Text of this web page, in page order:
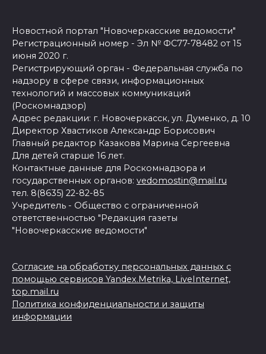
Новостной портал "Новочеркасские ведомости"
Регистрационный номер - Эл № ФС77-78482 от 15
июня 2020 г.
Регистрирующий орган - Федеральная служба по
надзору в сфере связи, информационных
технологий и массовых коммуникаций
(Роскомнадзор)
Адрес редакции: г. Новочеркасск, ул. Думенко, д. 10
Директор Хвастиков Александр Борисович
Главный редактор Казакова Марина Сергеевна
Для детей старше 16 лет.
Контактные данные для Роскомнадзора и
государственных органов: vedomostin@mail.ru
тел. 8(8635) 22-82-85
Учредитель - Общество с ограниченной
ответственностью "Редакция газеты
"Новочеркасские ведомости"
Согласие на обработку персональных данных с
помощью сервисов Yandex.Metrika, LiveInternet,
top.mail.ru
Политика конфиденциальности и защиты
информации